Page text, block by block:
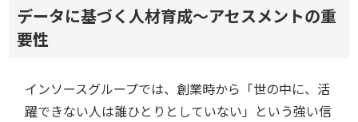
データに基づく人材育成～アセスメントの重
要性
インソースグループでは、創業時から「世の中に、活
躍できない人は誰ひとりとしていない」という強い信